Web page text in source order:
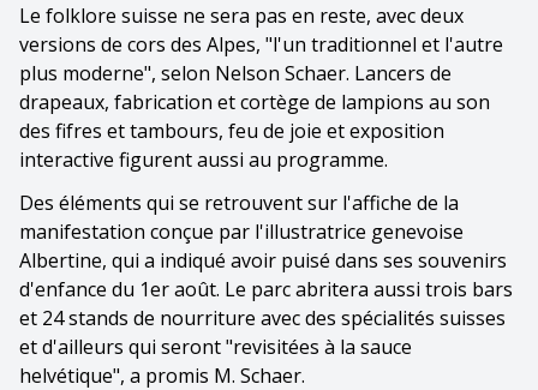
Le folklore suisse ne sera pas en reste, avec deux
versions de cors des Alpes, "l'un traditionnel et l'autre
plus moderne", selon Nelson Schaer. Lancers de
drapeaux, fabrication et cortège de lampions au son
des fifres et tambours, feu de joie et exposition
interactive figurent aussi au programme.
Des éléments qui se retrouvent sur l'affiche de la
manifestation conçue par l'illustratrice genevoise
Albertine, qui a indiqué avoir puisé dans ses souvenirs
d'enfance du 1er août. Le parc abritera aussi trois bars
et 24 stands de nourriture avec des spécialités suisses
et d'ailleurs qui seront "revisitées à la sauce
helvétique", a promis M. Schaer.